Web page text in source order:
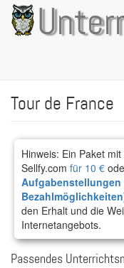
Direkt
zum
Inhalt
Tour de France
Hinweis: Ein Paket
Sellfy.com für 10 €
Aufgabenstellungen
den Erhalt und die
Internetangebots.
Passendes